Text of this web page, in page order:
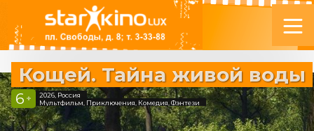
Кощей. Тайна живой воды
6 +
2026, Россия
Мультфильм, Приключения, Комедия, Фэнтези